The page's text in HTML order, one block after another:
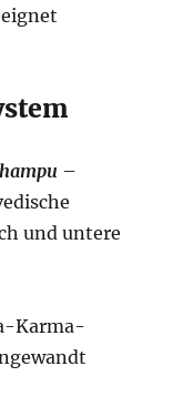
–
und untere
Karma-